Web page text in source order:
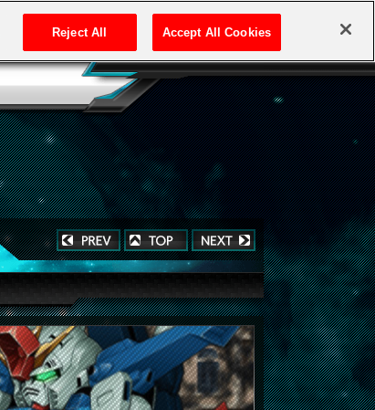
Reject All Accept All Cookies